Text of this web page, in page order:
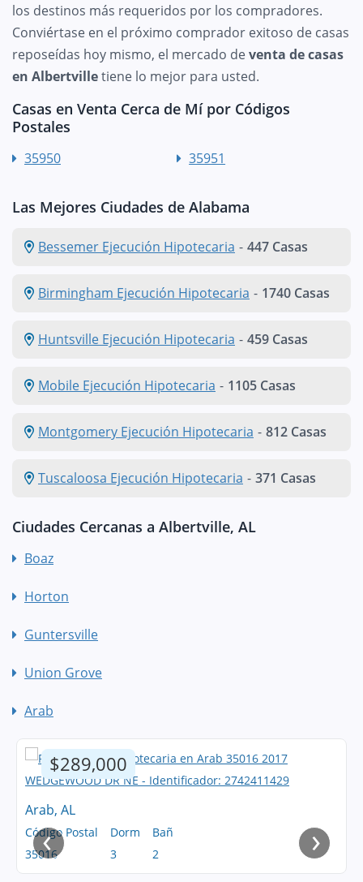
los destinos más requeridos por los compradores.
Conviértase en el próximo comprador exitoso de casas
reposeídas hoy mismo, el mercado deventa de casas
en Albertvilletiene lo mejor para usted.
Casas en Venta Cerca de Mí por Códigos
Postales
35950 35951
Las Mejores Ciudades de Alabama
Bessemer Ejecución Hipotecaria - 447 Casas
Birmingham Ejecución Hipotecaria - 1740 Casas
Huntsville Ejecución Hipotecaria - 459 Casas
Mobile Ejecución Hipotecaria - 1105 Casas
Montgomery Ejecución Hipotecaria - 812 Casas
Tuscaloosa Ejecución Hipotecaria - 371 Casas
Ciudades Cercanas a Albertville, AL
Boaz
Horton
Guntersville
Union Grove
Arab
$289,000
Arab, AL
Código Postal
35016
Dorm
3
Bañ
2
‹ ›